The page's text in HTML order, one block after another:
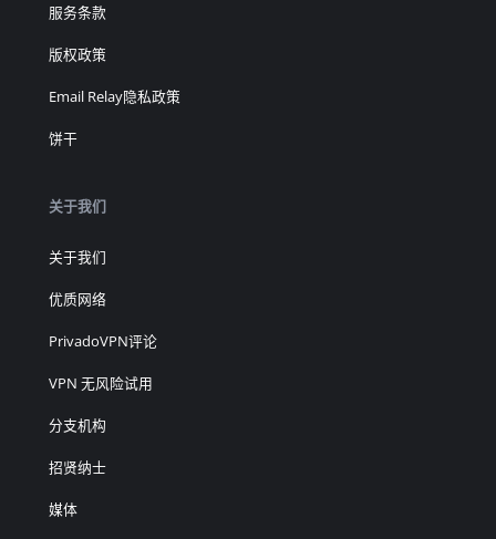
服务条款
版权政策
Email Relay隐私政策
饼干
关于我们
关于我们
优质网络
PrivadoVPN评论
VPN 无风险试用
分支机构
招贤纳士
媒体